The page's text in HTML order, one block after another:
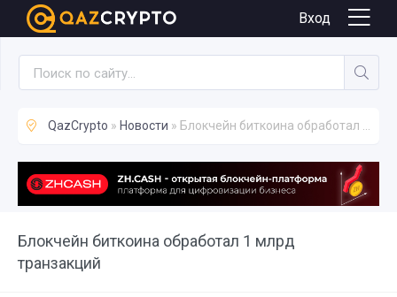
Вход
QazCrypto » Новости » Блокчейн биткоина обработал 1 млрд транзакций
Блокчейн биткоина обработал 1 млрд
транзакций
Новости